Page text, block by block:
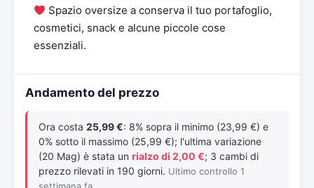
Spazio oversize a conserva il tuo portafoglio,
cosmetici, snack e alcune piccole cose
essenziali.
Andamento del prezzo
Ora costa 25,99 €: 8% sopra il minimo (23,99 €) e
0% sotto il massimo (25,99 €); l'ultima variazione
(20 Mag) è stata un rialzo di 2,00 €; 3 cambi di
prezzo rilevati in 190 giorni. Ultimo controllo 1